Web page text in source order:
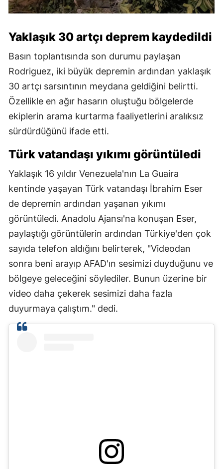
Yaklaşık 30 artçı deprem kaydedildi
Basın toplantısında son durumu paylaşan
Rodriguez, iki büyük depremin ardından yaklaşık
30 artçı sarsıntının meydana geldiğini belirtti.
Özellikle en ağır hasarın oluştuğu bölgelerde
ekiplerin arama kurtarma faaliyetlerini aralıksız
sürdürdüğünü ifade etti.
Türk vatandaşı yıkımı görüntüledi
Yaklaşık 16 yıldır Venezuela'nın La Guaira
kentinde yaşayan Türk vatandaşı İbrahim Eser
de depremin ardından yaşanan yıkımı
görüntüledi. Anadolu Ajansı'na konuşan Eser,
paylaştığı görüntülerin ardından Türkiye'den çok
sayıda telefon aldığını belirterek, "Videodan
sonra beni arayıp AFAD'ın sesimizi duyduğunu ve
bölgeye geleceğini söylediler. Bunun üzerine bir
video daha çekerek sesimizi daha fazla
duyurmaya çalıştım." dedi.